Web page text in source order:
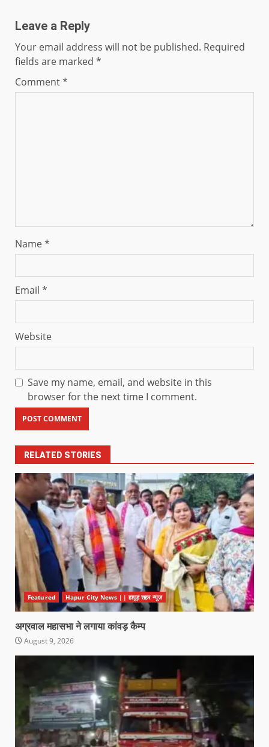
Leave a Reply
Your email address will not be published. Required
fields are marked *
Comment*
Name*
Email *
Website
Save my name, email, and website in this
browser for the next time I comment.
RELATED STORIES
Featured Hapur City News || हापुड़ शहर न्यूज़
अग्रवाल महासभा ने लगाया कांवड़ कैम्प
August 9, 2026